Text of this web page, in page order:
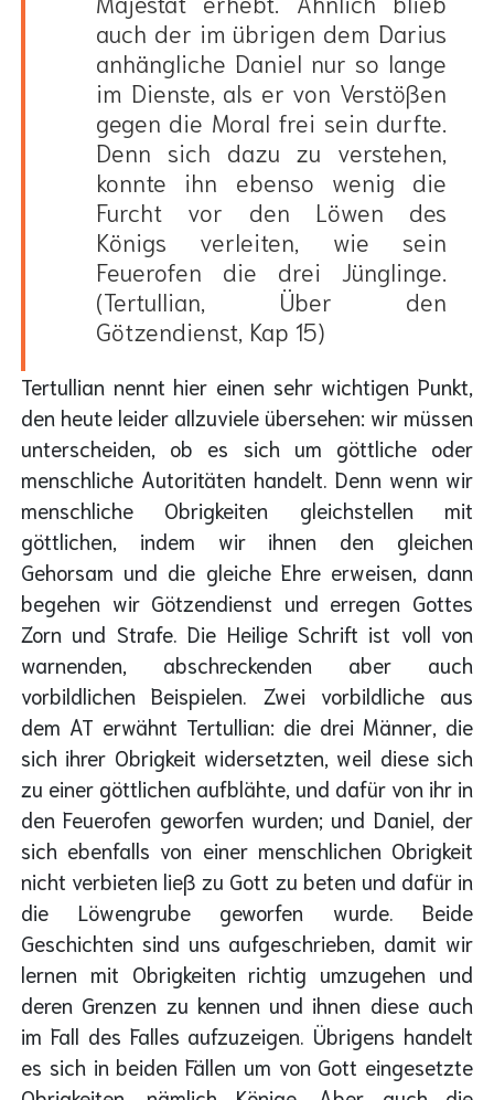
auch der im übrigen dem Darius
anhängliche Daniel nur so lange
im Dienste, als er von Verstößen
gegen die Moral frei sein durfte.
Denn sich dazu zu verstehen,
konnte ihn ebenso wenig die
Furcht vor den Löwen des
Königs verleiten, wie sein
Feuerofen die drei Jünglinge.
(Tertullian, Über den
Götzendienst, Kap 15)
Tertullian nennt hier einen sehr wichtigen Punkt,
den heute leider allzuviele übersehen: wir müssen
unterscheiden, ob es sich um göttliche oder
menschliche Autoritäten handelt. Denn wenn wir
menschliche Obrigkeiten gleichstellen mit
göttlichen, indem wir ihnen den gleichen
Gehorsam und die gleiche Ehre erweisen, dann
begehen wir Götzendienst und erregen Gottes
Zorn und Strafe. Die Heilige Schrift ist voll von
warnenden, abschreckenden aber auch
vorbildlichen Beispielen. Zwei vorbildliche aus
dem AT erwähnt Tertullian: die drei Männer, die
sich ihrer Obrigkeit widersetzten, weil diese sich
zu einer göttlichen aufblähte, und dafür von ihr in
den Feuerofen geworfen wurden; und Daniel, der
sich ebenfalls von einer menschlichen Obrigkeit
nicht verbieten ließ zu Gott zu beten und dafür in
die Löwengrube geworfen wurde. Beide
Geschichten sind uns aufgeschrieben, damit wir
lernen mit Obrigkeiten richtig umzugehen und
deren Grenzen zu kennen und ihnen diese auch
im Fall des Falles aufzuzeigen. Übrigens handelt
es sich in beiden Fällen um von Gott eingesetzte